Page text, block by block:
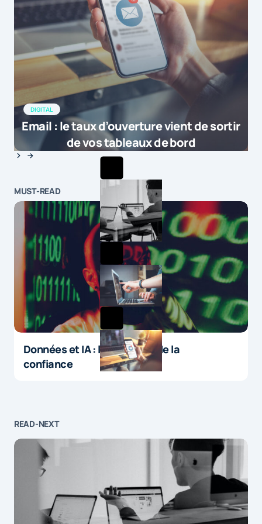
2015 passe à la loupe les usages
connectés des consommateurs, qu’il
s’agisse des usages multi-écrans, des
comportements d’achat en ligne ou des
nouvelles tendances de consommation
de vidéos en ligne.Le site permet
d’avoir une vue d’ensemble des
statistiques mondiales mais aussi
d’accéder aux données détaillées par
pays. Les principaux enseignements
exemple consultables ici. […]
by Baromètre consommateur 2015 : Google d&e...
20 juin 2015 at 10h00
[…] Il est 8 heures, il est temps pour
Jean de partir au bureau. Ce matin, il a
un peu d'avance, alors il décide de faire
le trajet à pied. Il demande à ses
baskets connectées de lui indiquer les
différents itinéraires possibles et
d'estimer le nombre de calories brûlées
pour chacun d'eux. En chemin, il
suit son programme sportif et pourtant
le bracelet connecté qu'il porte au
poignet n'a pas encore enregistré de
ralentissement de son rythme
cardiaque au repos. Nous n'en sommes
pas encore là… mais nous n'en
DIGITAL
Email : le taux d’ouverture vient de sortir
de vos tableaux de bord
MUST-READ
Données et IA : le paradoxe de la
confiance
READ-NEXT